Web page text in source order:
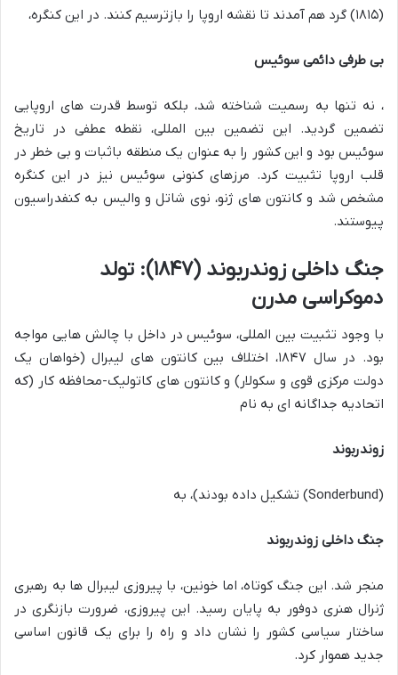
(۱۸۱۵) گرد هم آمدند تا نقشه اروپا را بازترسیم کنند. در این کنگره،
بی طرفی دائمی سوئیس
، نه تنها به رسمیت شناخته شد، بلکه توسط قدرت های اروپایی
تضمین گردید. این تضمین بین المللی، نقطه عطفی در تاریخ
سوئیس بود و این کشور را به عنوان یک منطقه باثبات و بی خطر در
قلب اروپا تثبیت کرد. مرزهای کنونی سوئیس نیز در این کنگره
مشخص شد و کانتون های ژنو، نوی شاتل و والیس به کنفدراسیون
پیوستند.
جنگ داخلی زوندربوند (۱۸۴۷): تولد
دموکراسی مدرن
با وجود تثبیت بین المللی، سوئیس در داخل با چالش هایی مواجه
بود. در سال ۱۸۴۷، اختلاف بین کانتون های لیبرال (خواهان یک
دولت مرکزی قوی و سکولار) و کانتون های کاتولیک-محافظه کار (که
اتحادیه جداگانه ای به نام
زوندربوند
(Sonderbund) تشکیل داده بودند)، به
جنگ داخلی زوندربوند
منجر شد. این جنگ کوتاه، اما خونین، با پیروزی لیبرال ها به رهبری
ژنرال هنری دوفور به پایان رسید. این پیروزی، ضرورت بازنگری در
ساختار سیاسی کشور را نشان داد و راه را برای یک قانون اساسی
جدید هموار کرد.